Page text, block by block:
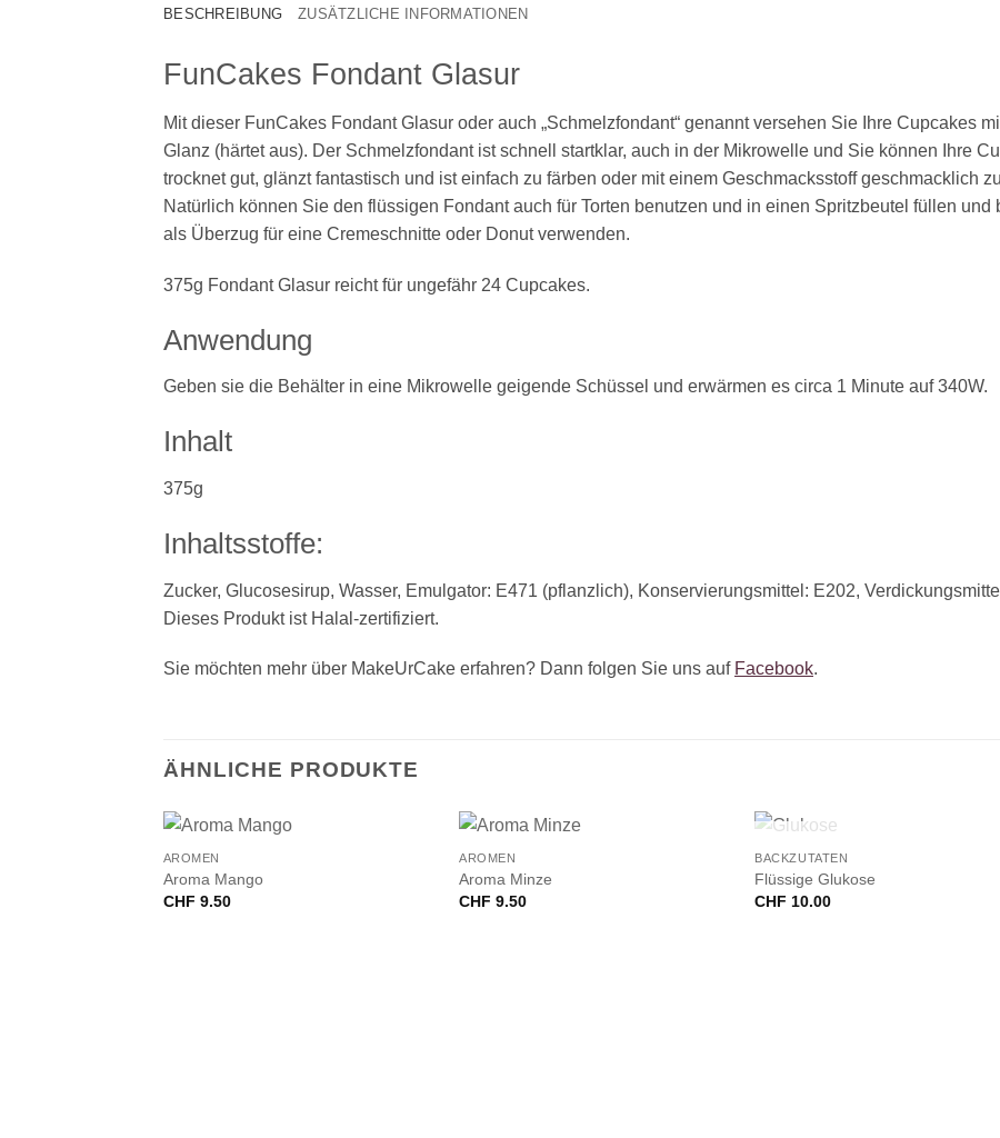
BESCHREIBUNG ZUSÄTZLICHE INFORMATIONEN
FunCakes Fondant Glasur
Mit dieser FunCakes Fondant Glasur oder auch „Schmelzfondant“ genannt versehen Sie Ihre Cupcakes
Glanz (härtet aus). Der Schmelzfondant ist schnell startklar, auch in der Mikrowelle und Sie können Ihre
trocknet gut, glänzt fantastisch und ist einfach zu färben oder mit einem Geschmacksstoff geschmacklich
Natürlich können Sie den flüssigen Fondant auch für Torten benutzen und in einen Spritzbeutel füllen und
als Überzug für eine Cremeschnitte oder Donut verwenden.
375g Fondant Glasur reicht für ungefähr 24 Cupcakes.
Anwendung
Geben sie die Behälter in eine Mikrowelle geigende Schüssel und erwärmen es circa 1 Minute auf 340W.
Inhalt
375g
Inhaltsstoffe:
Zucker, Glucosesirup, Wasser, Emulgator: E471 (pflanzlich), Konservierungsmittel: E202,
Dieses Produkt ist Halal-zertifiziert.
Sie möchten mehr über MakeUrCake erfahren? Dann folgen Sie uns auf Facebook.
ÄHNLICHE PRODUKTE
AROMEN
Aroma Mango
CHF 9.50
AROMEN
Aroma Minze
CHF 9.50
+
NICHT VORRÄTIG
BACKZUTATEN
Flüssige Glukose
CHF 10.00